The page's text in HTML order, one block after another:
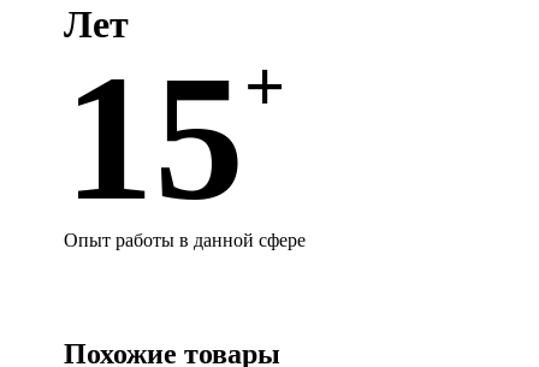
Лет
15+
Опыт работы в данной сфере
Похожие товары